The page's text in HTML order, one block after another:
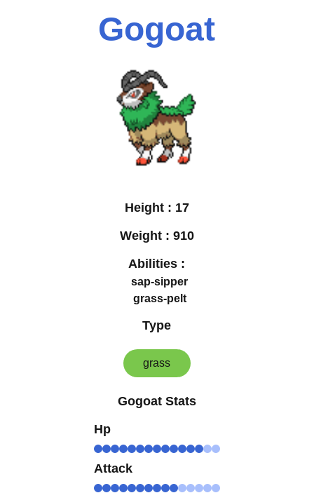
Gogoat
Height : 17
Weight : 910
Abilities :
sap-sipper
grass-pelt
Type
grass
Gogoat Stats
Hp
Attack